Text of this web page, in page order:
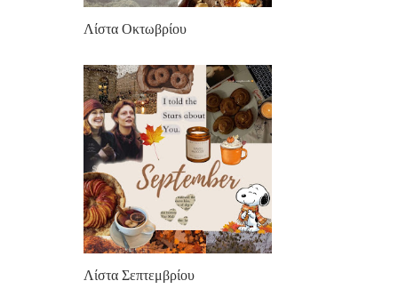
Λίστα Οκτωβρίου
Λίστα Σεπτεμβρίου